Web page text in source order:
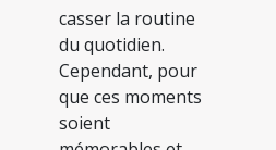
casser la routine
du quotidien.
Cependant, pour
que ces moments
soient